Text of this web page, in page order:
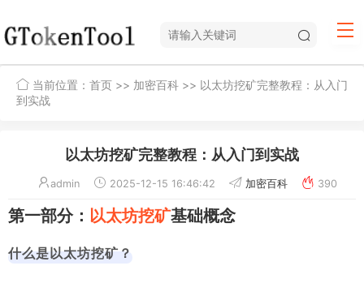
当前位置： 首页 >> 加密百科 >> 以太坊挖矿完整教程：从入门
到实战
以太坊挖矿完整教程：从入门到实战
admin 2025-12-15 16:46:42 加密百科 390
第一部分： 以太坊挖矿基础概念
什么是以太坊挖矿？